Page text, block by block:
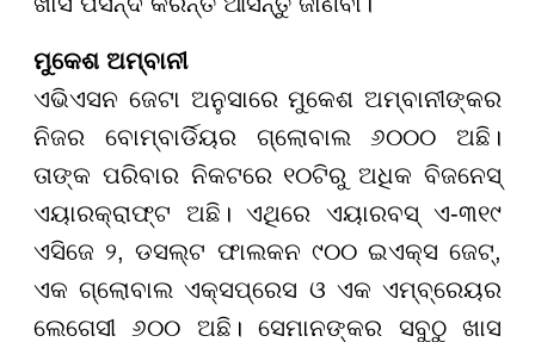
ମୁକେଶ ଅମ୍ବାନୀ
ଏଭିଏସନ ଜେଟା ଅନୁସାରେ ମୁକେଶ ଅମ୍ବାନୀଙ୍କର
ନିଜର ବୋମ୍ବାର୍ଡିୟର ଗ୍ଲୋବାଲ ୬୦୦୦ ଅଛି।
ତାଙ୍କ ପରିବାର ନିକଟରେ ୧୦ଟିରୁ ଅଧିକ ବିଜନେସ୍
ଏୟାରକ୍ରାଫ୍ଟ ଅଛି। ଏଥିରେ ଏୟାରବସ୍ ଏ-୩୧୯
ଏସିଜେ ୨, ଡସଲ୍ଟ ଫାଲକନ ୯୦୦ ଇଏକ୍ସ ଜେଟ୍,
ଏକ ଗ୍ଲୋବାଲ ଏକ୍ସପ୍ରେସ ଓ ଏକ ଏମ୍ବ୍ରେୟର
ଲେଗେସୀ ୬୦୦ ଅଛି। ସେମାନଙ୍କର ସବୁଠୁ ଖାସ